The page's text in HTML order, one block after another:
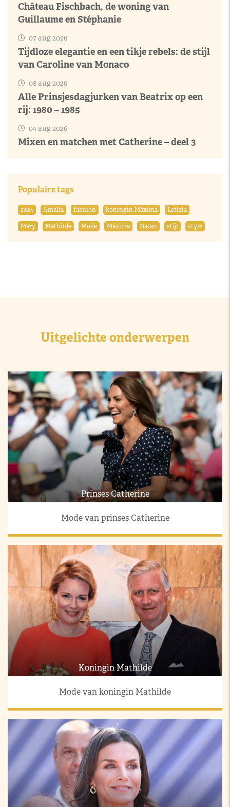
Château Fischbach, de woning van
Guillaume en Stéphanie
07 aug 2026
Tijdloze elegantie en een tikje rebels: de stijl
van Caroline van Monaco
08 aug 2026
Alle Prinsjesdagjurken van Beatrix op een
rij: 1980 – 1985
04 aug 2026
Mixen en matchen met Catherine – deel 3
Populaire tags
2024 Amalia fashion koningin Máxima
Letizia
Mary
Mathilde Mode Máxima Natan stijl style
Uitgelichte onderwerpen
Prinses Catherine
Mode van prinses Catherine
Koningin Mathilde
Mode van koningin Mathilde